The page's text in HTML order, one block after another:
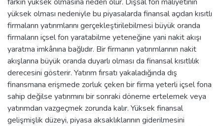
yüksek olması nedeniyle bu piyasalarda finansal açıdan kısıtlı
firmaların yatırımlarını gerçekleştirilebilmesi büyük oranda
firmaların içsel fon yaratabilme yeteneğine yani nakit akışı
yaratma imkânına bağlıdır. Bir firmanın yatırımlarının nakit
akışlarına büyük oranda duyarlı olması da finansal kısıtlılık
derecesini gösterir. Yatırım fırsatı yakaladığında dış
finansmana erişmede zorluk çeken bir firma yeterli içsel fona
sahip değilse yatırımını bir sonraki döneme ertelemek veya
yatırımdan vazgeçmek zorunda kalır. Yüksek finansal
gelişmişlik düzeyi, piyasa aksaklıklarının giderilmesini